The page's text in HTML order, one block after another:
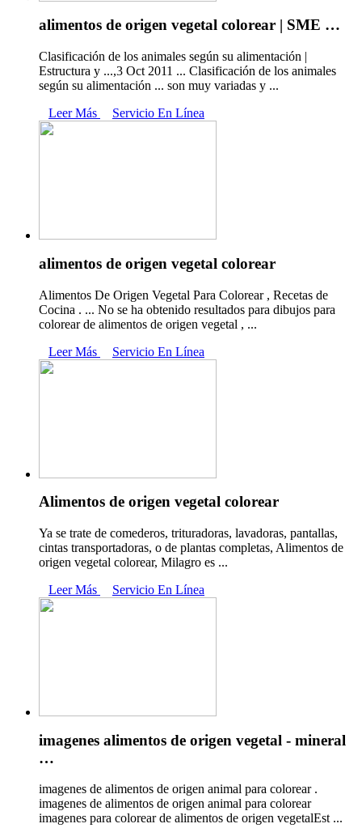
alimentos de origen vegetal colorear | SME …
Clasificación de los animales según su alimentación |
Estructura y ...,3 Oct 2011 ... Clasificación de los animales
según su alimentación ... son muy variadas y ...
Leer Más
Servicio En Línea
alimentos de origen vegetal colorear
Alimentos De Origen Vegetal Para Colorear , Recetas de
Cocina . ... No se ha obtenido resultados para dibujos para
colorear de alimentos de origen vegetal , ...
Leer Más
Servicio En Línea
Alimentos de origen vegetal colorear
Ya se trate de comederos, trituradoras, lavadoras, pantallas,
cintas transportadoras, o de plantas completas, Alimentos de
origen vegetal colorear, Milagro es ...
Leer Más
Servicio En Línea
imagenes alimentos de origen vegetal - mineral
…
imagenes de alimentos de origen animal para colorear .
imagenes de alimentos de origen animal para colorear
imagenes para colorear de alimentos de origen vegetalEst ...